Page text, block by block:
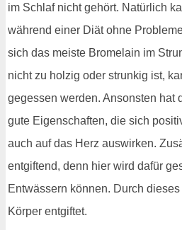
im Schlaf nicht gehört. Natürlich
während einer Diät ohne
sich das meiste Bromelain im
nicht zu holzig oder strunkig ist,
gegessen werden. Ansonsten hat
gute Eigenschaften, die sich
auch auf das Herz auswirken.
entgiftend, denn hier wird dafür
Entwässern können. Durch
Körper entgiftet.